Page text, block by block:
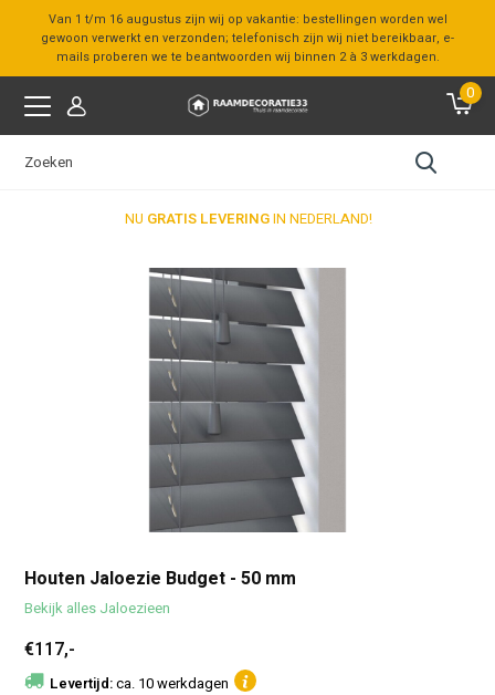
Van 1 t/m 16 augustus zijn wij op vakantie: bestellingen worden wel
gewoon verwerkt en verzonden; telefonisch zijn wij niet bereikbaar, e-
mails proberen we te beantwoorden wij binnen 2 à 3 werkdagen.
0
NU GRATIS LEVERINGIN NEDERLAND!
Houten Jaloezie Budget - 50 mm
Bekijk alles Jaloezieen
€117,-
Levertijd:ca. 10 werkdagen